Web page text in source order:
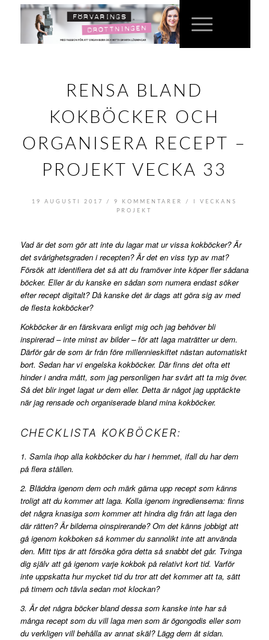
RENSA BLAND
KOKBÖCKER OCH
ORGANISERA RECEPT –
PROJEKT VECKA 33
19 AUGUSTI 2017 / 9 KOMMENTARER /
VECKANS
PROJEKT
Vad är det som gör att inte du lagar mat ur vissa kokböcker? Är
det svårighetsgraden i recepten? Är det en viss typ av mat?
Försök att identifiera det så att du framöver inte köper fler sådana
böcker. Eller är du kanske en sådan som numera endast söker
efter recept digitalt? Då kanske det är dags att göra sig av med
de flesta kokböcker?
Kokböcker är en färskvara enligt mig och jag behöver bli
inspirerad – inte minst av bilder – för att laga maträtter ur dem.
Därför går de som är från före millennieskiftet nästan automatiskt
bort. Sedan har vi engelska kokböcker. Där finns det ofta ett
hinder i andra mått, som jag personligen har svårt att ta mig över.
Så det blir inget lagat ur dem eller. Detta är något jag upptäckte
när jag rensade och organiserade bland mina kokböcker.
CHECKLISTA KOKBÖCKER:
1. Samla ihop alla kokböcker du har i hemmet, ifall du har dem
på flera ställen.
2. Bläddra igenom dem och märk gärna upp recept som känns
troligt att du kommer att laga. Kolla igenom ingredienserna: finns
det några knasiga som kommer att hindra dig från att laga den
där rätten? Är bilderna oinspirerande? Om det känns jobbigt att
gå igenom kokboken så kommer du sannolikt inte att använda
den. Mitt tips är att försöka göra detta så snabbt det går. Tvinga
dig själv att gå igenom varje kokbok på relativt kort tid. Varför
inte uppskatta hur mycket tid du tror att det kommer att ta, sätt
på timern och tävla sedan mot klockan?
3. Är det några böcker bland dessa som kanske inte har så
många recept som du vill laga men som är ögongodis eller som
du verkligen vill behålla av annat skäl? Lägg dem åt sidan.